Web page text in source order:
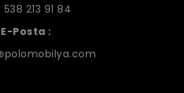
213 91 84
E-Posta :